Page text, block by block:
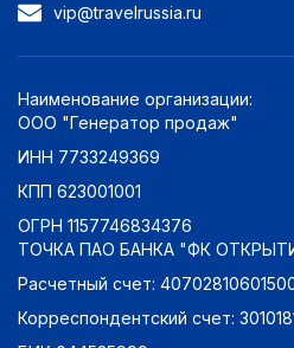
vip@travelrussia.ru
Наименование организации:
ООО "Генератор продаж"
ИНН 7733249369
КПП 623001001
ОГРН 1157746834376
ТОЧКА ПАО БАНКА "ФК
Расчетный счет:
Корреспондентский счет: